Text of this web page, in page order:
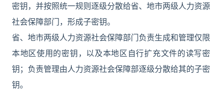
密钥，并按照统一规则逐级分散给省、地市两级人力资源
社会保障部门，形成子密钥。
省、地市两级人力资源社会保障部门负责生成和管理仅限
本地区使用的密钥，以及本地区自行扩充文件的读写密
钥；负责管理由人力资源社会保障部逐级分散给其的子密
钥。